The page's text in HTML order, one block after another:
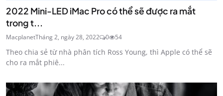
2022 Mini-LED iMac Pro có thể sẽ được ra mắt
trong t...
MacplanetTháng 2, ngày 28, 2022 0 54
Theo chia sẻ từ nhà phân tích Ross Young, thì Apple có thể sẽ
cho ra mắt phiê...